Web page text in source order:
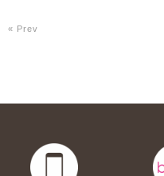
« Prev